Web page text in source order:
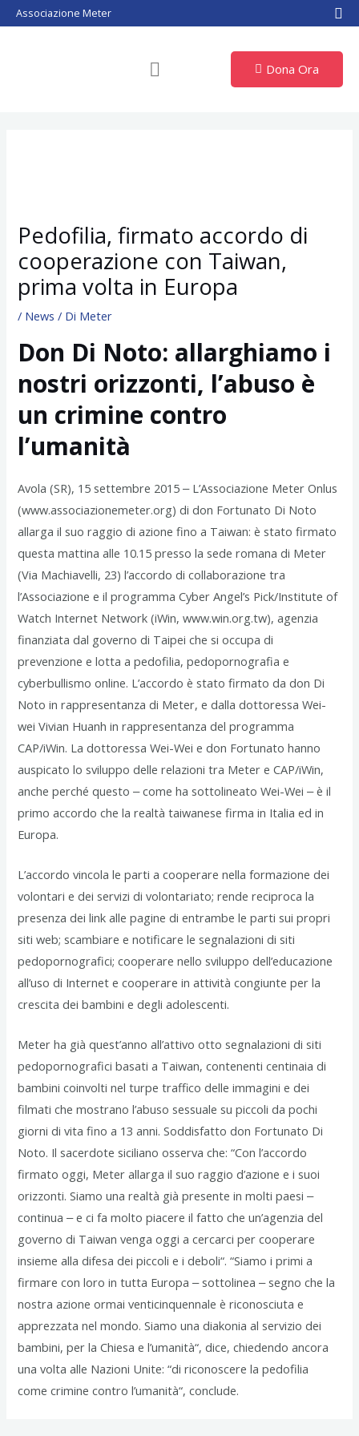
al
Associazione Meter
Dona Ora
Pedofilia, firmato accordo di
cooperazione con Taiwan,
prima volta in Europa
/ News / Di Meter
Don Di Noto: allarghiamo i
nostri orizzonti, l’abuso è
un crimine contro
l’umanità
Avola (SR), 15 settembre 2015 ‒ L’Associazione Meter Onlus
(www.associazionemeter.org) di don Fortunato Di Noto
allarga il suo raggio di azione fino a Taiwan: è stato firmato
questa mattina alle 10.15 presso la sede romana di Meter
(Via Machiavelli, 23) l’accordo di collaborazione tra
l’Associazione e il programma Cyber Angel’s Pick/Institute of
Watch Internet Network (iWin, www.win.org.tw), agenzia
finanziata dal governo di Taipei che si occupa di
prevenzione e lotta a pedofilia, pedopornografia e
cyberbullismo online. L’accordo è stato firmato da don Di
Noto in rappresentanza di Meter, e dalla dottoressa Wei-
wei Vivian Huanh in rappresentanza del programma
CAP/iWin. La dottoressa Wei-Wei e don Fortunato hanno
auspicato lo sviluppo delle relazioni tra Meter e CAP/iWin,
anche perché questo ‒ come ha sottolineato Wei-Wei ‒ è il
primo accordo che la realtà taiwanese firma in Italia ed in
Europa.
L’accordo vincola le parti a cooperare nella formazione dei
volontari e dei servizi di volontariato; rende reciproca la
presenza dei link alle pagine di entrambe le parti sui propri
siti web; scambiare e notificare le segnalazioni di siti
pedopornografici; cooperare nello sviluppo dell’educazione
all’uso di Internet e cooperare in attività congiunte per la
crescita dei bambini e degli adolescenti.
Meter ha già quest’anno all’attivo otto segnalazioni di siti
pedopornografici basati a Taiwan, contenenti centinaia di
bambini coinvolti nel turpe traffico delle immagini e dei
filmati che mostrano l’abuso sessuale su piccoli da pochi
giorni di vita fino a 13 anni. Soddisfatto don Fortunato Di
Noto. Il sacerdote siciliano osserva che: “Con l’accordo
firmato oggi, Meter allarga il suo raggio d’azione e i suoi
orizzonti. Siamo una realtà già presente in molti paesi ‒
continua ‒ e ci fa molto piacere il fatto che un’agenzia del
governo di Taiwan venga oggi a cercarci per cooperare
insieme alla difesa dei piccoli e i deboli“. “Siamo i primi a
firmare con loro in tutta Europa ‒ sottolinea ‒ segno che la
nostra azione ormai venticinquennale è riconosciuta e
apprezzata nel mondo. Siamo una diakonia al servizio dei
bambini, per la Chiesa e l’umanità“, dice, chiedendo ancora
una volta alle Nazioni Unite: “di riconoscere la pedofilia
come crimine contro l’umanità“, conclude.